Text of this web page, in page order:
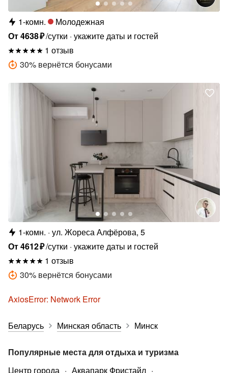
1-комн.
Молодежная
От4638₽/сутки укажите даты и гостей
1 отзыв
30% вернётся бонусами
1-комн. ул. Жореса Алфёрова, 5
От4612₽/сутки укажите даты и гостей
1 отзыв
30% вернётся бонусами
AxiosError: Network Error
Беларусь Минская область Минск
Популярные места для отдыха и туризма
Центр города
Аквапарк Фристайл